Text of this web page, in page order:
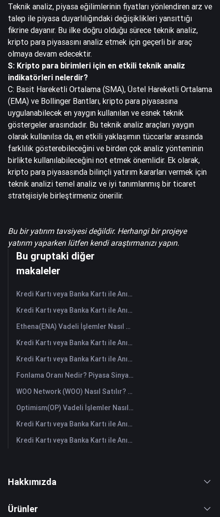
Teknik analiz, piyasa eğilimlerinin fiyatları yönlendiren arz ve
talep ile piyasa duyarlılığındaki değişiklikleri yansıttığı
fikrine dayanır. Bu ilke doğru olduğu sürece teknik analiz,
kripto para piyasasını analiz etmek için geçerli bir araç
olmaya devam edecektir.
S: Kripto para birimleri için en etkili teknik analiz
indikatörleri nelerdir?
C: Basit Hareketli Ortalama (SMA), Üstel Hareketli Ortalama
(EMA) ve Bollinger Bantları, kripto para piyasasına
uygulanabilecek en yaygın kullanılan ve esnek teknik
göstergeler arasındadır. Bu teknik analiz araçları yaygın
olarak kullanılsa da, en etkili yaklaşımın tüccarlar arasında
farklılık gösterebileceğini ve birden çok analiz yönteminin
birlikte kullanılabileceğini not etmek önemlidir. Ek olarak,
kripto para piyasasında bilinçli yatırım kararları vermek için
teknik analizi temel analiz ve iyi tanımlanmış bir ticaret
stratejisiyle birleştirmeniz önerilir.
Bu bir yatırım tavsiyesi değildir. Herhangi bir projeye
yatırım yaparken lütfen kendi araştırmanızı yapın.
Bu gruptaki diğer
makaleler
Kredi Kartı veya Banka Kartı ile Anında HANePlatform (HANEP) Satın Alın
Kredi Kartı veya Banka Kartı ile Anında Cropto Wheat Token (CROW) Satın Alın
Ethena(ENA) Vadeli İşlemler Nasıl Yapılır: Yeni Başlayanlar İçin Kapsamlı Bir Rehber
Kredi Kartı veya Banka Kartı ile Anında Tutorial (TUT) Satın Alın
Kredi Kartı veya Banka Kartı ile Anında Space ID (ID) Satın Alın
Fonlama Oranı Nedir? Piyasa Sinyallerini ve Yaygın Yanlış Kullanımlarını Anlamak
WOO Network (WOO) Nasıl Satılır? | FameEX
Optimism(OP) Vadeli İşlemler Nasıl Yapılır: Yeni Başlayanlar İçin Kapsamlı Bir Rehber
Kredi Kartı veya Banka Kartı ile Anında Starknet (STRK) Satın Alın
Kredi Kartı veya Banka Kartı ile Anında The Graph (GRT) Satın Alın
Hakkımızda
Ürünler